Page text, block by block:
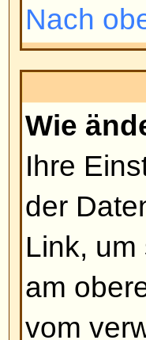
Wie kann
Es können
befinden.
oder
haben.
Avatar
und an
Benutzer